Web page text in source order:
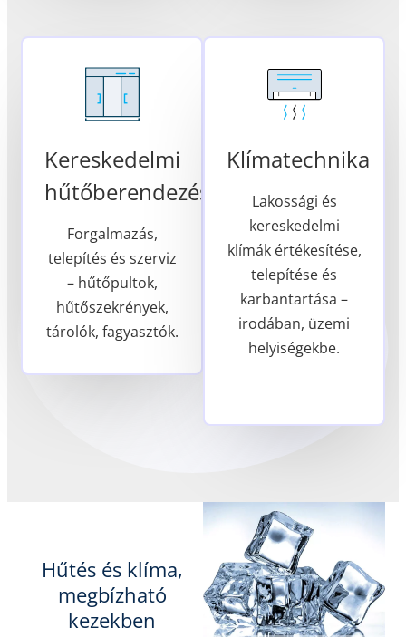
Kereskedelmi
hűtőberendezések
Forgalmazás,
telepítés és szerviz
– hűtőpultok,
hűtőszekrények,
tárolók, fagyasztók.
Klímatechnika
Lakossági és
kereskedelmi
klímák értékesítése,
telepítése és
karbantartása –
irodában, üzemi
helyiségekbe.
Hűtés és klíma,
megbízható
kezekben